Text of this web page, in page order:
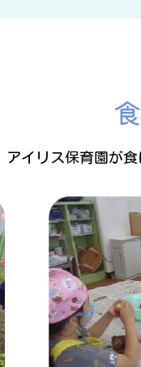
アイリス保育園が